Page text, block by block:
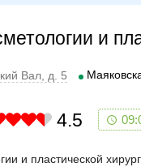
и
Вал, д. 5
4.5
и пластической